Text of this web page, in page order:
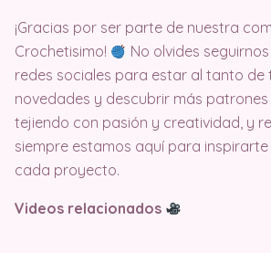
¡Gracias por ser parte de nuestra
Crochetisimo!
No olvides
redes sociales para estar al tanto de
novedades y descubrir más
tejiendo con pasión y creatividad, y
siempre estamos aquí para
cada proyecto.
Videos relacionados